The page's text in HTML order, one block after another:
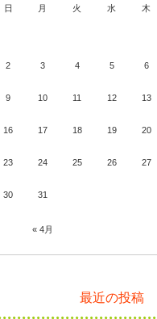
日 月 火 水 木
« 4月
2 3 4 5 6
9 10 11 12 13
16 17 18 19 20
23 24 25 26 27
30 31
最近の投稿